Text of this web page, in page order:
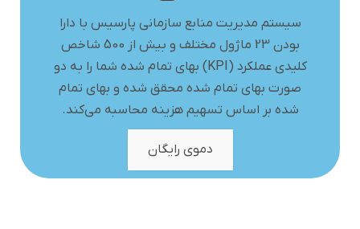
سیستم مدیریت منابع سازمانی پارسیس با دارا
بودن 23 ماژول مختلف و بیش از 500 شاخص
کلیدی عملکرد (KPI) بهای تمام شده شما را به دو
صورت بهای تمام شده محقق شده و بهای تمام
شده بر اساس تسهیم هزینه محاسبه می‌کند.
دموی رایگان